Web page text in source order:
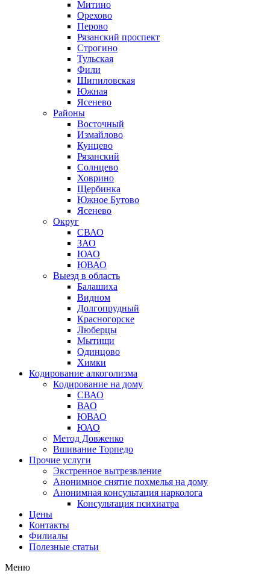
Митино
Орехово
Перово
Рязанский проспект
Строгино
Тульская
Фили
Шипиловская
Южная
Ясенево
Районы
Восточный
Измайлово
Кунцево
Рязанский
Солнцево
Ховрино
Щербинка
Южное Бутово
Ясенево
Округ
СВАО
ЗАО
ЮАО
ЮВАО
Выезд в область
Балашиха
Видном
Долгопрудный
Красногорске
Люберцы
Мытищи
Одинцово
Химки
Кодирование алкоголизма
Кодирование на дому
СВАО
ВАО
ЮВАО
ЮАО
Метод Довженко
Вшивание Торпедо
Прочие услуги
Экстренное вытрезвление
Анонимное снятие похмелья на дому
Анонимная консультация нарколога
Консультация психиатра
Цены
Контакты
Филиалы
Полезные статьи
Меню